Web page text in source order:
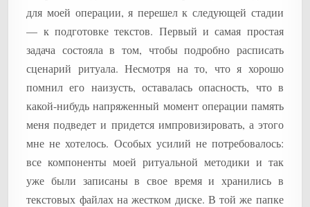
для моей операции, я перешел к следующей стадии
— к подготовке текстов. Первый и самая простая
задача состояла в том, чтобы подробно расписать
сценарий ритуала. Несмотря на то, что я хорошо
помнил его наизусть, оставалась опасность, что в
какой-нибудь напряженный момент операции память
меня подведет и придется импровизировать, а этого
мне не хотелось. Особых усилий не потребовалось:
все компоненты моей ритуальной методики и так
уже были записаны в свое время и хранились в
текстовых файлах на жестком диске. В той же папке